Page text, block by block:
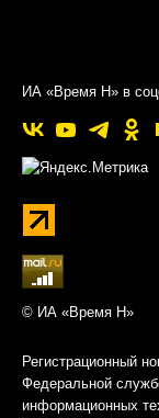
ИА «Время Н» в
© ИА «Время Н»
Регистрационный
Федеральной
информационных